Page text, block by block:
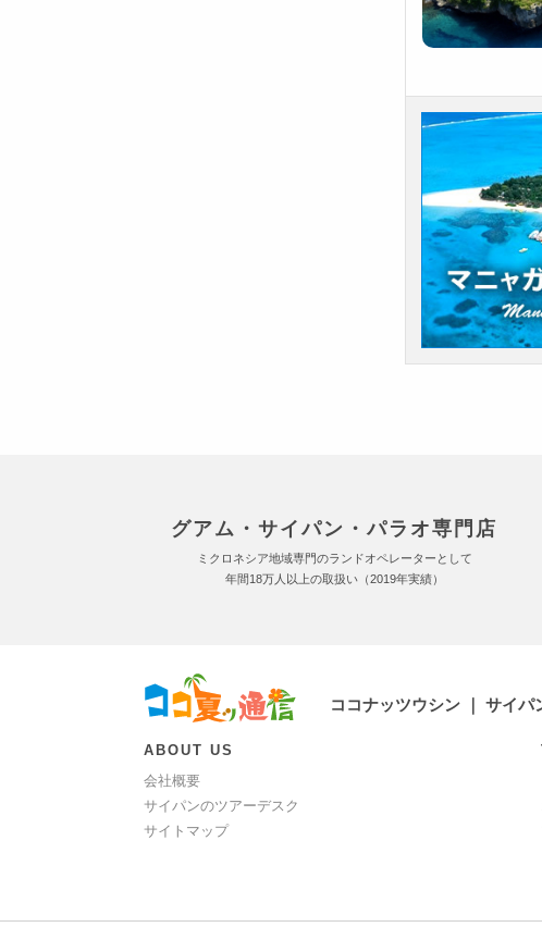
グアム・サイパン・パラオ専門店
ミクロネシア地域専門のランドオペレーターとして
年間18万人以上の取扱い（2019年実績）
ココナッツウシン ｜ サイ
ABOUT US
会社概要
サイパンのツアーデスク
サイトマップ